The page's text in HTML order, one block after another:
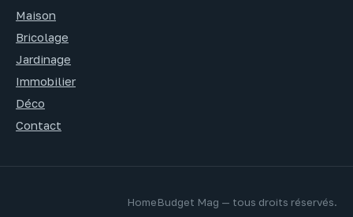
Maison
Bricolage
Jardinage
Immobilier
Déco
Contact
HomeBudget Mag — tous droits réservés.